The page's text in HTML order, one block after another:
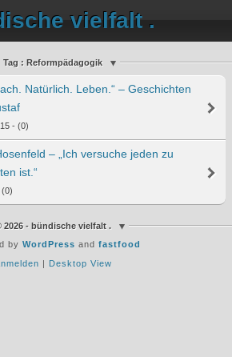
vielfalt .
Tag : Reformpädagogik
Natürlich. Leben.“ – Geschichten
- (0)
– „Ich versuche jeden zu
ist.“
(0)
2026 - bündische vielfalt .
by WordPress and fastfood
| Desktop View